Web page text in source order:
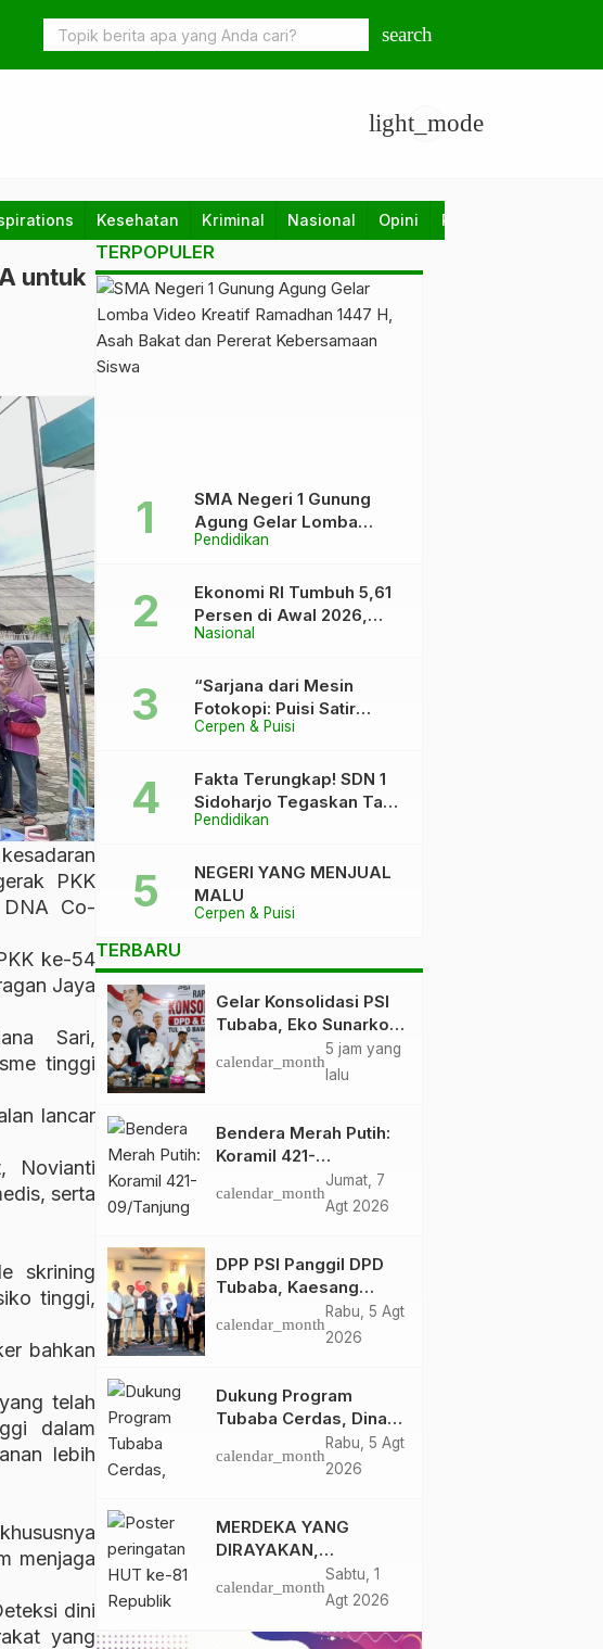
Satlantas Tubaba dan Samsat Sosialisasikan Program Keringanan Pajak
Kendaraan Hingga Agustus 2026
search
light_mode
Kesehatan Kriminal Nasional Opini Pendidikan
untuk
PKK
DNA Co-
ke-54
Jaya
Sari,
tinggi
lancar
Novianti
serta
skrining
tinggi,
bahkan
telah
dalam
lebih
menjaga
dini
yang
TERPOPULER
Pendidikan
SMA Negeri 1 Gunung
Agung Gelar Lomba
Video Kreatif Ramadhan
Pererat Kebersamaan
Siswa
Nasional
Ekonomi RI Tumbuh 5,61
Persen di Awal 2026,
Pemerintah Klaim Keluar
Cerpen & Puisi
“Sarjana dari Mesin
Fotokopi: Puisi Satir
tentang Kursi DPR dan
Pendidikan
Fakta Terungkap! SDN 1
Sidoharjo Tegaskan Tak
Pernah Tuduh Santri Soal
Cerpen & Puisi
NEGERI YANG MENJUAL
MALU
TERBARU
Gelar Konsolidasi PSI
Tubaba, Eko Sunarko
calendar_month
5 jam yang
lalu
Bendera Merah Putih:
Koramil 421-
09/Tanjung Bintang
Ajak Warga Kibarkan
RI
calendar_month
Jumat, 7
Agt 2026
DPP PSI Panggil DPD
Tubaba, Kaesang
Pangarep Beri Pesan
Khusus: Bentuk
2029
calendar_month
Rabu, 5 Agt
2026
Dukung Program
Tubaba Cerdas, Dinas
Perpustakaan Layani
Santri Ponpes Darul
Keliling
calendar_month
Rabu, 5 Agt
2026
MERDEKA YANG
DIRAYAKAN,
KEADILAN YANG
MASIH
calendar_month
Sabtu, 1
Agt 2026